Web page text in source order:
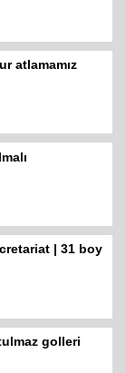
atlamamız
| 31 boy
golleri